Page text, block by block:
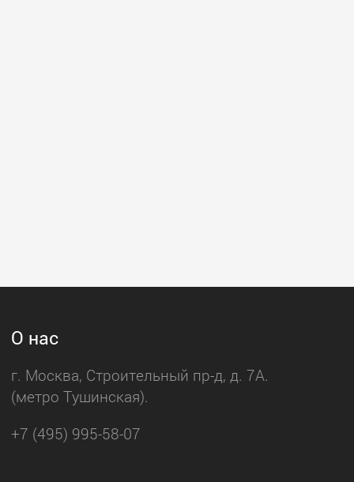
О нас
г. Москва, Строительный пр-д, д. 7А.
(метро Тушинская).
+7 (495) 995-58-07